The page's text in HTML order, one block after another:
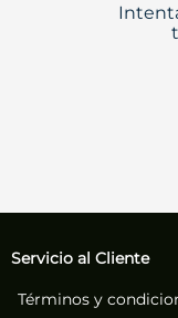
Servicio al Cliente
Términos y